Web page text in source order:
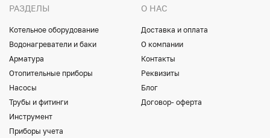
РАЗДЕЛЫ
Котельное оборудование
Водонагреватели и баки
Арматура
Отопительные приборы
Насосы
Трубы и фитинги
Инструмент
Приборы учета
О НАС
Доставка и оплата
О компании
Контакты
Реквизиты
Блог
Договор- оферта